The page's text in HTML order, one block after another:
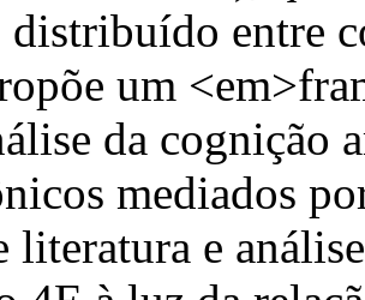
distribuído entre
um
da cognição
mediados
literatura e